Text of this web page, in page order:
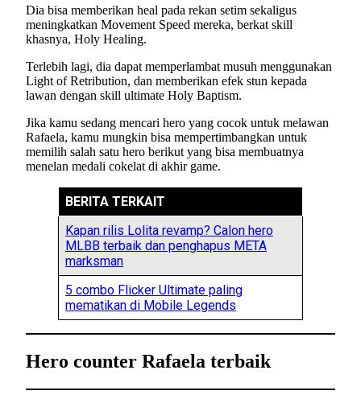
Dia bisa memberikan heal pada rekan setim sekaligus
meningkatkan Movement Speed mereka, berkat skill
khasnya, Holy Healing.
Terlebih lagi, dia dapat memperlambat musuh menggunakan
Light of Retribution, dan memberikan efek stun kepada
lawan dengan skill ultimate Holy Baptism.
Jika kamu sedang mencari hero yang cocok untuk melawan
Rafaela, kamu mungkin bisa mempertimbangkan untuk
memilih salah satu hero berikut yang bisa membuatnya
menelan medali cokelat di akhir game.
BERITA TERKAIT
Kapan rilis Lolita revamp? Calon hero
MLBB terbaik dan penghapus META
marksman
5 combo Flicker Ultimate paling
mematikan di Mobile Legends
Hero counter Rafaela terbaik